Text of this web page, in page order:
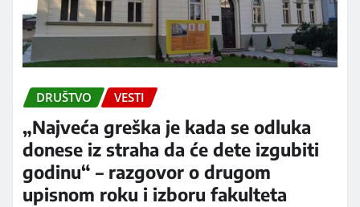
DRUŠTVO VESTI
„Najveća greška je kada se odluka
donese iz straha da će dete izgubiti
godinu“ – razgovor o drugom
upisnom roku i izboru fakulteta